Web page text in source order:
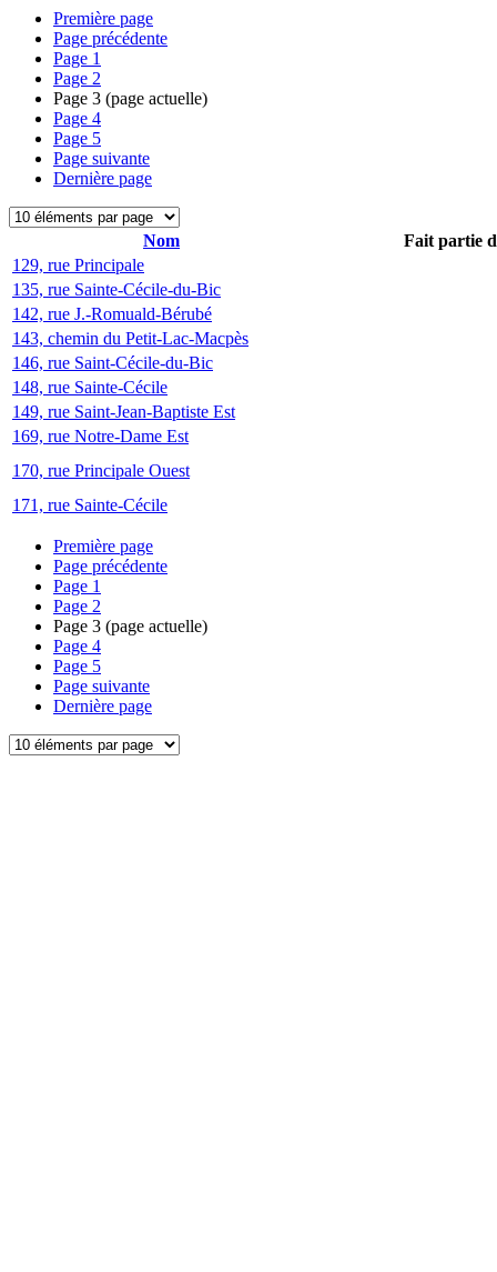
Première page
Page précédente
Page 1
Page 2
Page 3 (page actuelle)
Page 4
Page 5
Page suivante
Dernière page
Nom
Fait partie
129, rue Principale
135, rue Sainte-Cécile-du-Bic
142, rue J.-Romuald-Bérubé
143, chemin du Petit-Lac-Macpès
146, rue Saint-Cécile-du-Bic
148, rue Sainte-Cécile
149, rue Saint-Jean-Baptiste Est
169, rue Notre-Dame Est
170, rue Principale Ouest
171, rue Sainte-Cécile
Première page
Page précédente
Page 1
Page 2
Page 3 (page actuelle)
Page 4
Page 5
Page suivante
Dernière page